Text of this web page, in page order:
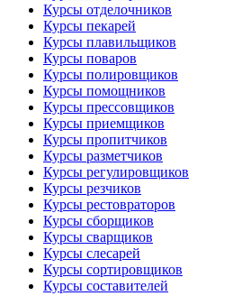
Курсы отделочников
Курсы пекарей
Курсы плавильщиков
Курсы поваров
Курсы полировщиков
Курсы помощников
Курсы прессовщиков
Курсы приемщиков
Курсы пропитчиков
Курсы разметчиков
Курсы регулировщиков
Курсы резчиков
Курсы рестовраторов
Курсы сборщиков
Курсы сварщиков
Курсы слесарей
Курсы сортировщиков
Курсы составителей